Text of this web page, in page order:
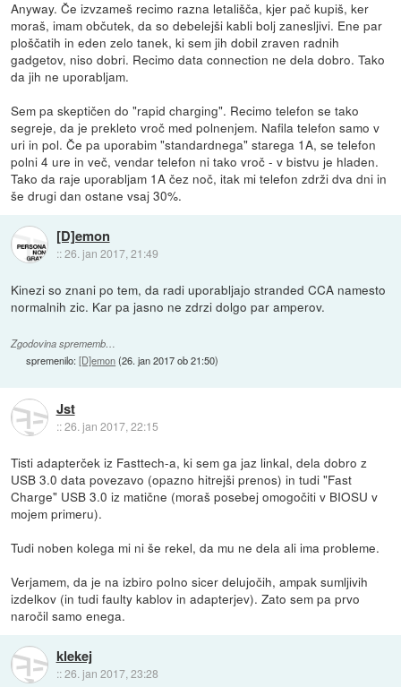
Anyway. Če izvzameš recimo razna letališča, kjer pač kupiš, ker
moraš, imam občutek, da so debelejši kabli bolj zanesljivi. Ene par
ploščatih in eden zelo tanek, ki sem jih dobil zraven radnih
gadgetov, niso dobri. Recimo data connection ne dela dobro. Tako
da jih ne uporabljam.
Sem pa skeptičen do "rapid charging". Recimo telefon se tako
segreje, da je prekleto vroč med polnenjem. Nafila telefon samo v
uri in pol. Če pa uporabim "standardnega" starega 1A, se telefon
polni 4 ure in več, vendar telefon ni tako vroč - v bistvu je hladen.
Tako da raje uporabljam 1A čez noč, itak mi telefon zdrži dva dni in
še drugi dan ostane vsaj 30%.
[D]emon
::26. jan 2017, 21:49
Kinezi so znani po tem, da radi uporabljajo stranded CCA namesto
normalnih zic. Kar pa jasno ne zdrzi dolgo par amperov.
Zgodovina sprememb…
spremenilo:[D]emon(26. jan 2017 ob 21:50)
Jst
::26. jan 2017, 22:15
Tisti adapterček iz Fasttech-a, ki sem ga jaz linkal, dela dobro z
USB 3.0 data povezavo (opazno hitrejši prenos) in tudi "Fast
Charge" USB 3.0 iz matične (moraš posebej omogočiti v BIOSU v
mojem primeru).
Tudi noben kolega mi ni še rekel, da mu ne dela ali ima probleme.
Verjamem, da je na izbiro polno sicer delujočih, ampak sumljivih
izdelkov (in tudi faulty kablov in adapterjev). Zato sem pa prvo
naročil samo enega.
klekej
::26. jan 2017, 23:28